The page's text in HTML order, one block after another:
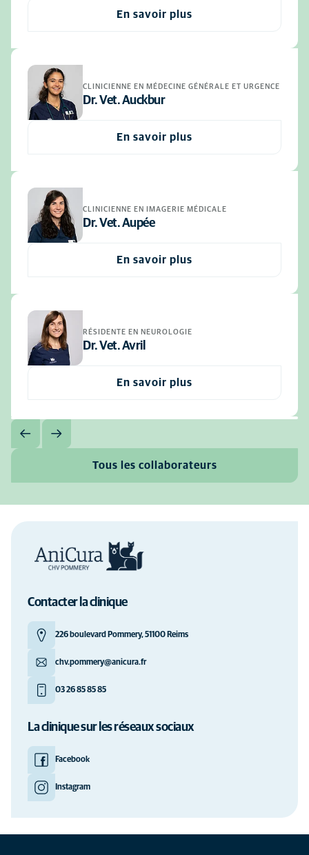
En savoir plus
CLINICIENNE EN MÉDECINE GÉNÉRALE ET URGENCE
Dr. Vet. Auckbur
En savoir plus
CLINICIENNE EN IMAGERIE MÉDICALE
Dr. Vet. Aupée
En savoir plus
RÉSIDENTE EN NEUROLOGIE
Dr. Vet. Avril
En savoir plus
Tous les collaborateurs
Contacter la clinique
226 boulevard Pommery, 51100 Reims
chv.pommery@anicura.fr
03 26 85 85 85
La clinique sur les réseaux sociaux
Facebook
Instagram